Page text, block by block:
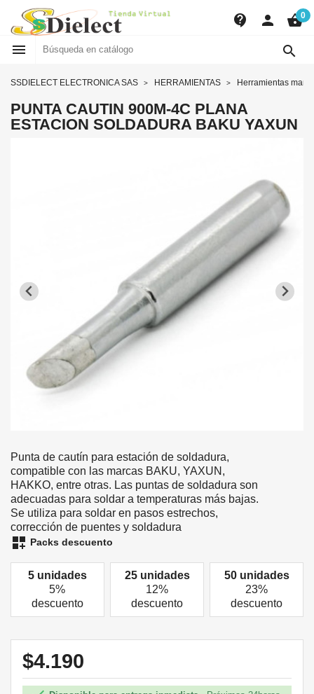
contact_support person shopping_basket0
 
SSDIELECT ELECTRONICA SAS HERRAMIENTAS Herramientas
PUNTA CAUTIN 900M-4C PLANA
ESTACION SOLDADURA BAKU YAXUN
Punta de cautín para estación de soldadura,
compatible con las marcas BAKU, YAXUN,
HAKKO, entre otras. Las puntas de soldadura son
adecuadas para soldar a temperaturas más bajas.
Se utiliza para soldar en pasos estrechos,
corrección de puentes y soldadura
dashboard_customize Packs descuento
5 unidades
5%
descuento
25 unidades
12%
descuento
50 unidades
23%
descuento
$4.190